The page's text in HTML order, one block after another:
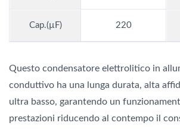
Cap.(µF) 220
Questo condensatore elettrolitico in
conduttivo ha una lunga durata, alta
ultra basso, garantendo un
prestazioni riducendo al contempo il